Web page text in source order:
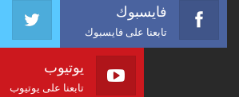
فايسبوك
تابعنا على فايسبوك
يوتيوب
تابعنا على يوتيوب